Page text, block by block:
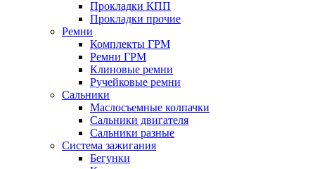
Прокладки КПП
Прокладки прочие
Ремни
Комплекты ГРМ
Ремни ГРМ
Клиновые ремни
Ручейковые ремни
Сальники
Маслосъемные колпачки
Сальники двигателя
Сальники разные
Система зажигания
Бегунки